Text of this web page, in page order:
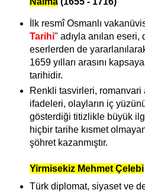
İlk resmî Osmanlı
Tarihi" adıyla anılan eseri,
eserlerden de
1659 yılları arasını
tarihidir.
Renkli tasvirleri, romanvari
ifadeleri, olayların iç
gösterdiği titizlikle büyük
hiçbir tarihe kısmet
şöhret kazanmıştır.
Yirmisekiz Mehmet Çelebi
Türk diplomat, siyaset ve